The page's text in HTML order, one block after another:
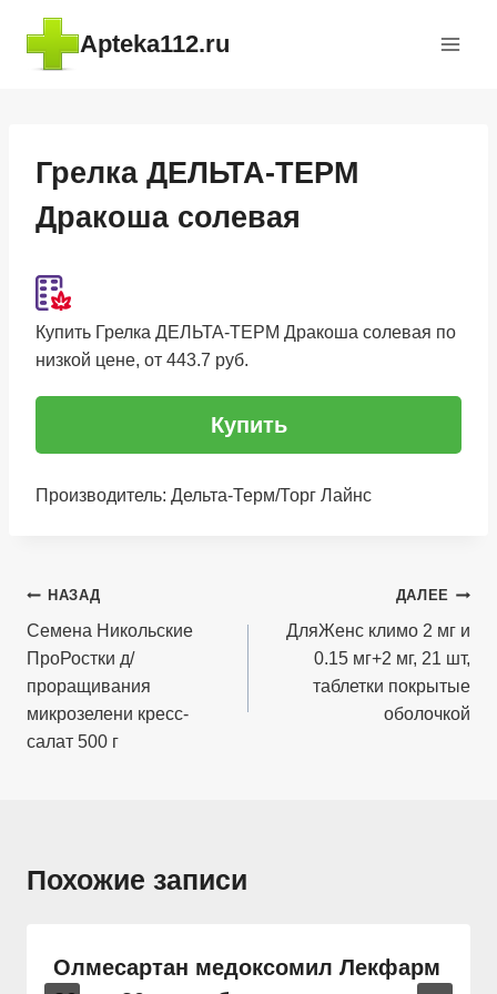
Перейти
содержимому
Apteka112.ru
Грелка ДЕЛЬТА-ТЕРМ
Дракоша солевая
Купить Грелка ДЕЛЬТА-ТЕРМ Дракоша солевая по
низкой цене, от 443.7 руб.
Купить
Производитель: Дельта-Терм/Торг Лайнс
Навигация
по
записям
НАЗАД
Семена Никольские
ПроРостки д/
проращивания
микрозелени кресс-
салат 500 г
ДАЛЕЕ
ДляЖенс климо 2 мг и
0.15 мг+2 мг, 21 шт,
таблетки покрытые
оболочкой
Похожие записи
Олмесартан медоксомил Лекфарм